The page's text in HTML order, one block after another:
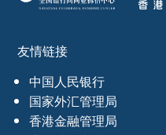
友情链接
中国人民银行
国家外汇管理局
香港金融管理局